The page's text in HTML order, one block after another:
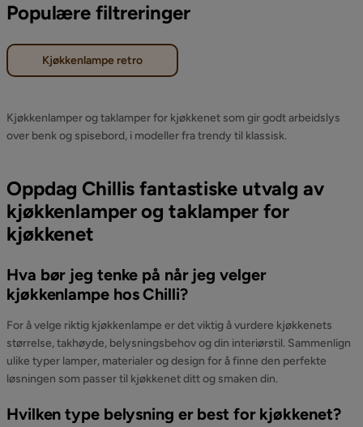
Populære filtreringer
Kjøkkenlampe retro
Kjøkkenlamper og taklamper for kjøkkenet som gir godt arbeidslys
over benk og spisebord, i modeller fra trendy til klassisk.
Oppdag Chillis fantastiske utvalg av
kjøkkenlamper og taklamper for
kjøkkenet
Hva bør jeg tenke på når jeg velger
kjøkkenlampe hos Chilli?
For å velge riktig kjøkkenlampe er det viktig å vurdere kjøkkenets
størrelse, takhøyde, belysningsbehov og din interiørstil. Sammenlign
ulike typer lamper, materialer og design for å finne den perfekte
løsningen som passer til kjøkkenet ditt og smaken din.
Hvilken type belysning er best for kjøkkenet?